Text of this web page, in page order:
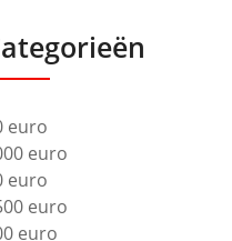
euro
euro
euro
euro
euro